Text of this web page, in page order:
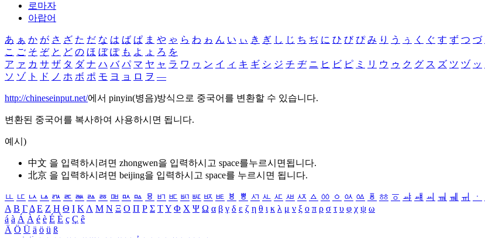
로마자
아랍어
あ ぁ か が さ ざ た だ な は ば ぱ ま や ゃ ら わ ゎ ん い ぃ き ぎ し じ ち ぢ に ひ び ぴ み り う ぅ く ぐ す ず つ づ
こ ご そ ぞ と ど の ほ ぼ ぽ も よ ょ ろ を
ア ァ カ サ ザ タ ダ ナ ハ バ パ マ ヤ ャ ラ ワ ヮ ン イ ィ キ ギ シ ジ チ ヂ ニ ヒ ビ ピ ミ リ ウ ゥ ク グ ス ズ ツ ヅ ッ
ソ ゾ ト ド ノ ホ ボ ポ モ ヨ ョ ロ ヲ ―
http://chineseinput.net/에서 pinyin(병음)방식으로 중국어를 변환할 수 있습니다.
변환된 중국어를 복사하여 사용하시면 됩니다.
예시)
中文 을 입력하시려면 zhongwen을 입력하시고 space를누르시면됩니다.
北京 을 입력하시려면 beijing을 입력하시고 space를 누르시면 됩니다.
ㅥ ㅦ ㅧ ㅨ ㅩ ㅪ ㅫ ㅬ ㅭ ㅮ ㅯ ㅰ ㅱ ㅲ ㅳ ㅴ ㅵ ㅶ ㅷ ㅸ ㅹ ㅺ ㅻ ㅼ ㅽ ㅾ ㅿ ㆀ ㆁ ㆂ ㆃ ㆄ ㆅ ㆆ ㆇ ㆈ ㆉ ㆊ ㆋ ㆌ ㆍ
Α Β ΓΔ Ε Ζ Η Θ Ι ΚΛ Μ Ν Ξ Ο Π Ρ Σ ΤΥ Φ Χ Ψ Ω α β γ δ ε ζ η θ ι κ λ μ ν ξ ο π ρ σ τ υ φ χ ψ ω
á à Á À é è É È ç Ç ê
Ä Ö Ü ä ö ü ß